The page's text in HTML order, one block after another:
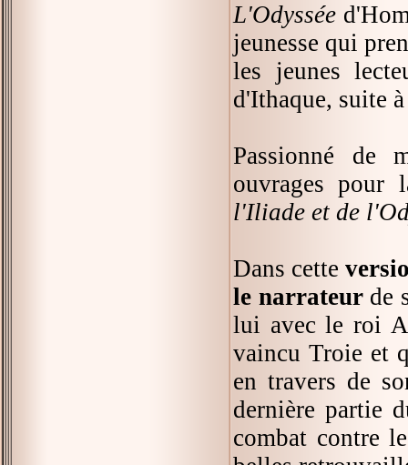
L'Odyssée
jeunesse qui
les jeunes
d'Ithaque, suite
Passionné de
ouvrages pour
l'Iliade et de
Dans cette
le narrateurde
lui avec le roi
vaincu Troie et
en travers de
dernière partie
combat contre